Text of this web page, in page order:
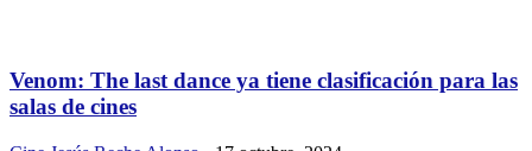
Venom: The last dance ya tiene clasificación para las
salas de cines